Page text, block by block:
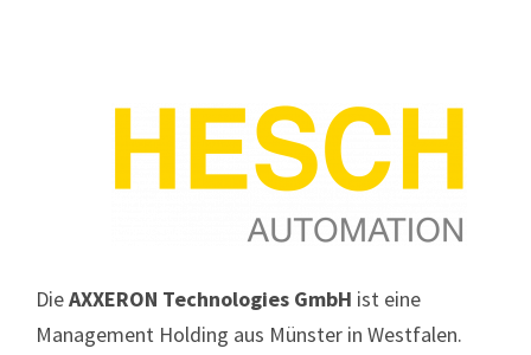
DieAXXERON Technologies GmbH ist eine
Management Holding aus Münster in Westfalen.